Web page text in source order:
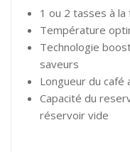
1 ou 2 tasses à la
Température
Technologie
saveurs
Longueur du café
Capacité du
réservoir vide